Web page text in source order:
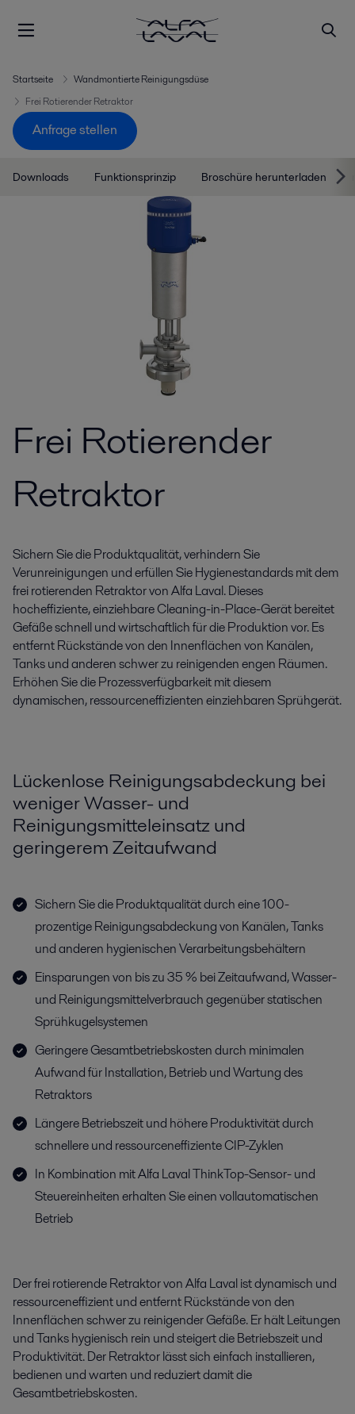
Startseite
Wandmontierte Reinigungsdüse
Frei Rotierender Retraktor
Anfrage stellen
Downloads Funktionsprinzip Broschüre herunterladen
Frei Rotierender
Retraktor
Sichern Sie die Produktqualität, verhindern Sie
Verunreinigungen und erfüllen Sie Hygienestandards mit dem
frei rotierenden Retraktor von Alfa Laval. Dieses
hocheffiziente, einziehbare Cleaning-in-Place-Gerät bereitet
Gefäße schnell und wirtschaftlich für die Produktion vor. Es
entfernt Rückstände von den Innenflächen von Kanälen,
Tanks und anderen schwer zu reinigenden engen Räumen.
Erhöhen Sie die Prozessverfügbarkeit mit diesem
dynamischen, ressourceneffizienten einziehbaren Sprühgerät.
Lückenlose Reinigungsabdeckung bei
weniger Wasser- und
Reinigungsmitteleinsatz und
geringerem Zeitaufwand
Sichern Sie die Produktqualität durch eine 100-
prozentige Reinigungsabdeckung von Kanälen, Tanks
und anderen hygienischen Verarbeitungsbehältern
Einsparungen von bis zu 35 % bei Zeitaufwand, Wasser-
und Reinigungsmittelverbrauch gegenüber statischen
Sprühkugelsystemen
Geringere Gesamtbetriebskosten durch minimalen
Aufwand für Installation, Betrieb und Wartung des
Retraktors
Längere Betriebszeit und höhere Produktivität durch
schnellere und ressourceneffiziente CIP-Zyklen
In Kombination mit Alfa Laval ThinkTop-Sensor- und
Steuereinheiten erhalten Sie einen vollautomatischen
Betrieb
Der frei rotierende Retraktor von Alfa Laval ist dynamisch und
ressourceneffizient und entfernt Rückstände von den
Innenflächen schwer zu reinigender Gefäße. Er hält Leitungen
und Tanks hygienisch rein und steigert die Betriebszeit und
Produktivität. Der Retraktor lässt sich einfach installieren,
bedienen und warten und reduziert damit die
Gesamtbetriebskosten.